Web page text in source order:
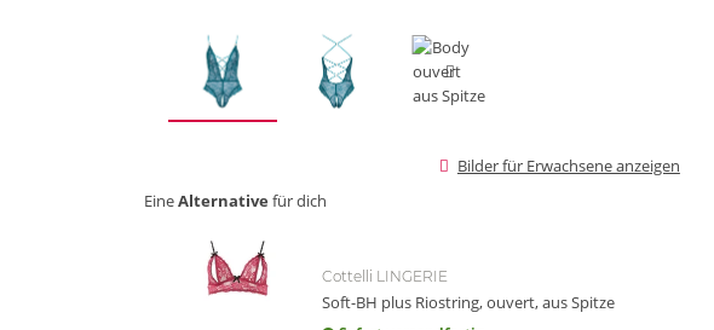
Bilder für Erwachsene anzeigen
EineAlternative für dich
Cottelli LINGERIE
Soft-BH plus Riostring, ouvert, aus Spitze